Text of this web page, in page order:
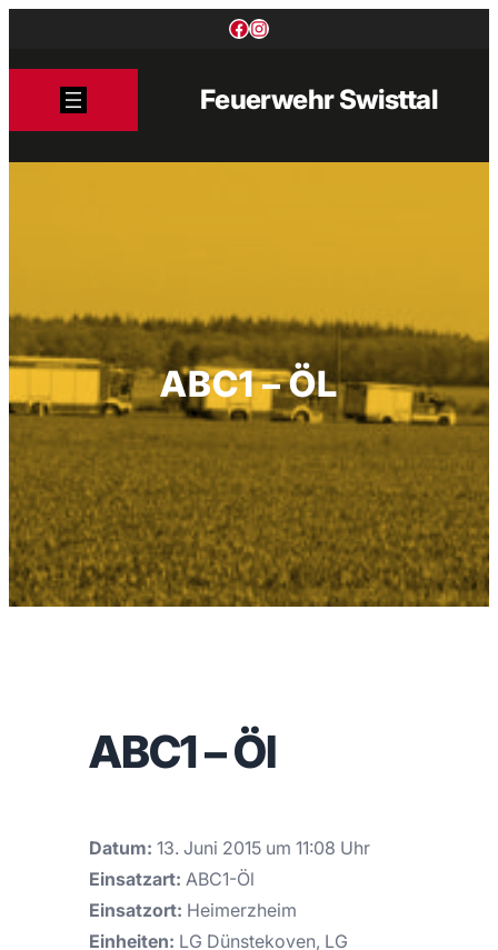
Facebook
Instagram
Feuerwehr Swisttal
ABC1 – ÖL
ABC1 – Öl
Datum: 13. Juni 2015 um 11:08 Uhr
Einsatzart: ABC1-Öl
Einsatzort: Heimerzheim
Einheiten: LG Dünstekoven, LG